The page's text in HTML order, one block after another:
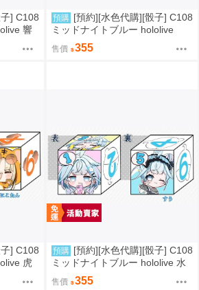
] C108
響
預購 [預約][水色代購][骰子] C108
ミッドナイトブルー hololive
綺々羅々ヴィヴィ
售價 355
] C108
虎
預購 [預約][水色代購][骰子] C108
ミッドナイトブルー hololive 水
售價 355